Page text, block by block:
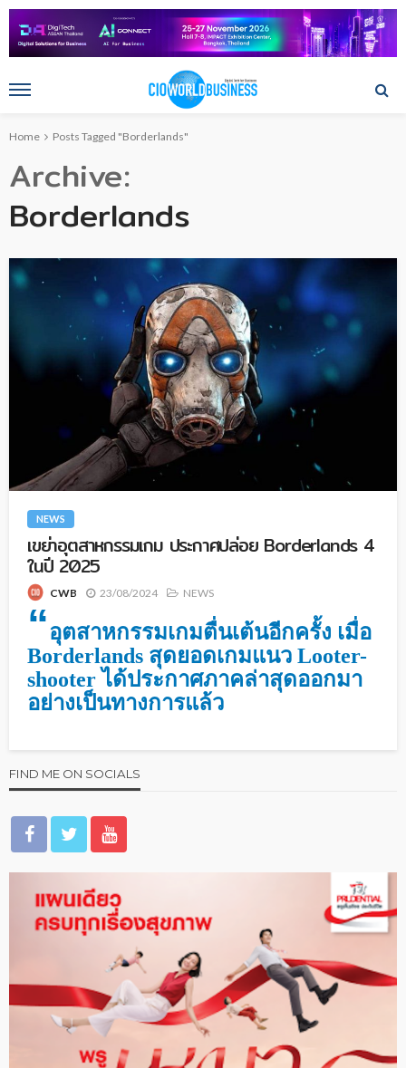
Home Posts Tagged "Borderlands"
Archive
Borderlands
NEWS
เขย่าอุตสาหกรรมเกม ประกาศปล่อย Borderlands 4
ในปี 2025
CWB 23/08/2024 NEWS
“อุตสาหกรรมเกมตื่นเต้นอีกครั้ง เมื่อ
Borderlands สุดยอดเกมแนว Looter-
shooter ได้ประกาศภาคล่าสุดออกมา
อย่างเป็นทางการแล้ว
FIND ME ON SOCIALS